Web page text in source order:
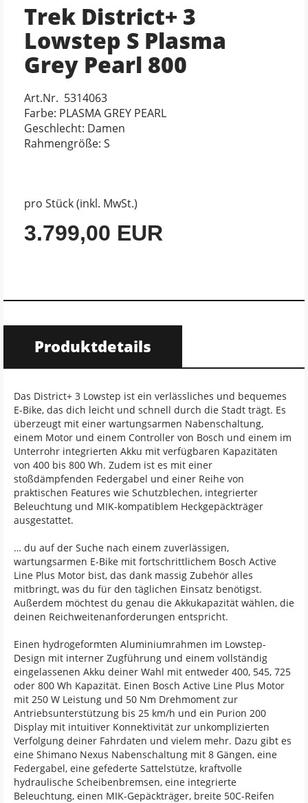
Trek District+ 3
Lowstep S Plasma
Grey Pearl 800
Art.Nr. 5314063
Farbe: PLASMA GREY PEARL
Geschlecht: Damen
Rahmengröße: S
pro Stück (inkl. MwSt.)
3.799,00 EUR
Produktdetails
Das District+ 3 Lowstep ist ein verlässliches und bequemes
E-Bike, das dich leicht und schnell durch die Stadt trägt. Es
überzeugt mit einer wartungsarmen Nabenschaltung,
einem Motor und einem Controller von Bosch und einem im
Unterrohr integrierten Akku mit verfügbaren Kapazitäten
von 400 bis 800 Wh. Zudem ist es mit einer
stoßdämpfenden Federgabel und einer Reihe von
praktischen Features wie Schutzblechen, integrierter
Beleuchtung und MIK-kompatiblem Heckgepäckträger
ausgestattet.
… du auf der Suche nach einem zuverlässigen,
wartungsarmen E-Bike mit fortschrittlichem Bosch Active
Line Plus Motor bist, das dank massig Zubehör alles
mitbringt, was du für den täglichen Einsatz benötigst.
Außerdem möchtest du genau die Akkukapazität wählen, die
deinen Reichweitenanforderungen entspricht.
Einen hydrogeformten Aluminiumrahmen im Lowstep-
Design mit interner Zugführung und einem vollständig
eingelassenen Akku deiner Wahl mit entweder 400, 545, 725
oder 800 Wh Kapazität. Einen Bosch Active Line Plus Motor
mit 250 W Leistung und 50 Nm Drehmoment zur
Antriebsunterstützung bis 25 km/h und ein Purion 200
Display mit intuitiver Konnektivität zur unkomplizierten
Verfolgung deiner Fahrdaten und vielem mehr. Dazu gibt es
eine Shimano Nexus Nabenschaltung mit 8 Gängen, eine
Federgabel, eine gefederte Sattelstütze, kraftvolle
hydraulische Scheibenbremsen, eine integrierte
Beleuchtung, einen MIK-Gepäckträger, breite 50C-Reifen